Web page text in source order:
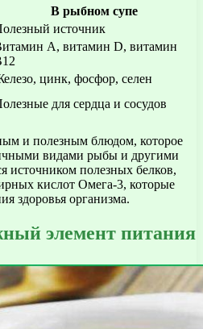
В рыбном супе
источник
А, витамин D, витамин
цинк, фосфор, селен
для сердца и сосудов
и полезным блюдом, которое
видами рыбы и другими
источником полезных белков,
кислот Омега-3, которые
здоровья организма.
элемент питания